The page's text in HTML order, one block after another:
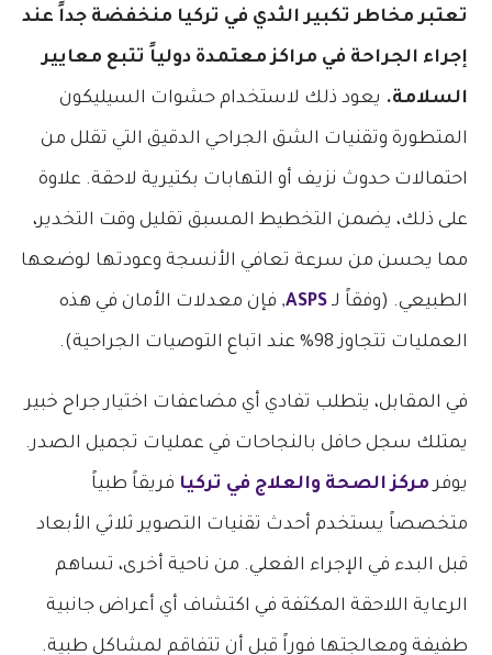
تعتبر مخاطر تكبير الثدي في تركيا منخفضة جداً عند
إجراء الجراحة في مراكز معتمدة دولياً تتبع معايير
السلامة. يعود ذلك لاستخدام حشوات السيليكون
المتطورة وتقنيات الشق الجراحي الدقيق التي تقلل من
احتمالات حدوث نزيف أو التهابات بكتيرية لاحقة. علاوة
على ذلك، يضمن التخطيط المسبق تقليل وقت التخدير،
مما يحسن من سرعة تعافي الأنسجة وعودتها لوضعها
الطبيعي. (وفقاً لـASPS, فإن معدلات الأمان في هذه
العمليات تتجاوز 98% عند اتباع التوصيات الجراحية).
في المقابل، يتطلب تفادي أي مضاعفات اختيار جراح خبير
يمتلك سجل حافل بالنجاحات في عمليات تجميل الصدر.
يوفرمركز الصحة والعلاج في تركيا فريقاً طبياً
متخصصاً يستخدم أحدث تقنيات التصوير ثلاثي الأبعاد
قبل البدء في الإجراء الفعلي. من ناحية أخرى، تساهم
الرعاية اللاحقة المكثفة في اكتشاف أي أعراض جانبية
طفيفة ومعالجتها فوراً قبل أن تتفاقم لمشاكل طبية.